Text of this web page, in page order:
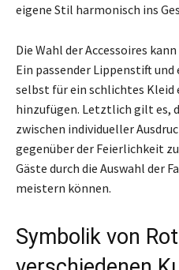
eigene Stil harmonisch ins
Die Wahl der Accessoires
Ein passender Lippenstift
selbst für ein schlichtes Kleid
hinzufügen. Letztlich gilt es,
zwischen individueller
gegenüber der Feierlichkeit
Gäste durch die Auswahl der
meistern können.
Symbolik von